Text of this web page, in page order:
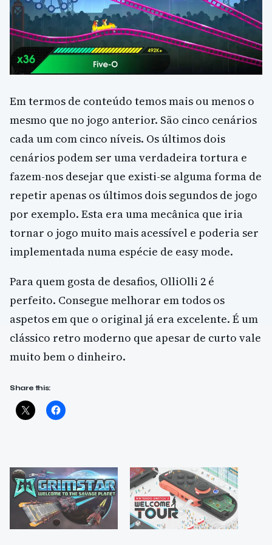
Em termos de conteúdo temos mais ou menos o
mesmo que no jogo anterior. São cinco cenários
cada um com cinco níveis. Os últimos dois
cenários podem ser uma verdadeira tortura e
fazem-nos desejar que existi-se alguma forma de
repetir apenas os últimos dois segundos de jogo
por exemplo. Esta era uma mecânica que iria
tornar o jogo muito mais acessível e poderia ser
implementada numa espécie de easy mode.
Para quem gosta de desafios, OlliOlli 2 é
perfeito. Consegue melhorar em todos os
aspetos em que o original já era excelente. É um
clássico retro moderno que apesar de curto vale
muito bem o dinheiro.
Share this: